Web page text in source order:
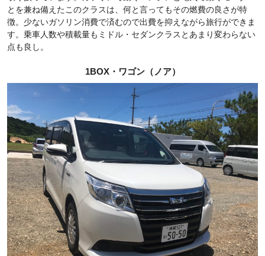
とを兼ね備えたこのクラスは、何と言ってもその燃費の良さが特
徴。少ないガソリン消費で済むので出費を抑えながら旅行ができま
す。乗車人数や積載量もミドル・セダンクラスとあまり変わらない
点も良し。
1BOX・ワゴン（ノア）